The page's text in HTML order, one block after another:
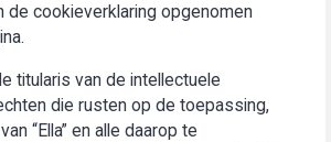
de cookieverklaring opgenomen
titularis van de intellectuele
die rusten op de toepassing,
“Ella” en alle daarop te